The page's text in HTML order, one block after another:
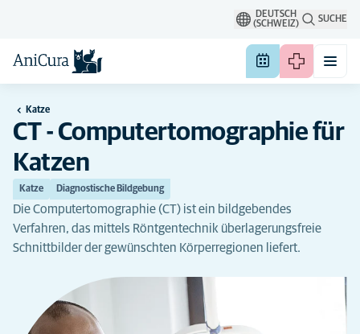
DEUTSCH
(SCHWEIZ)
SUCHE
Katze
CT - Computertomographie für
Katzen
Katze Diagnostische Bildgebung
Die Computertomographie (CT) ist ein bildgebendes
Verfahren, das mittels Röntgentechnik überlagerungsfreie
Schnittbilder der gewünschten Körperregionen liefert.